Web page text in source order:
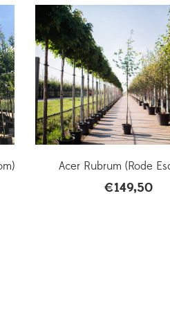
Acer Rubrum (Rode
€149,50